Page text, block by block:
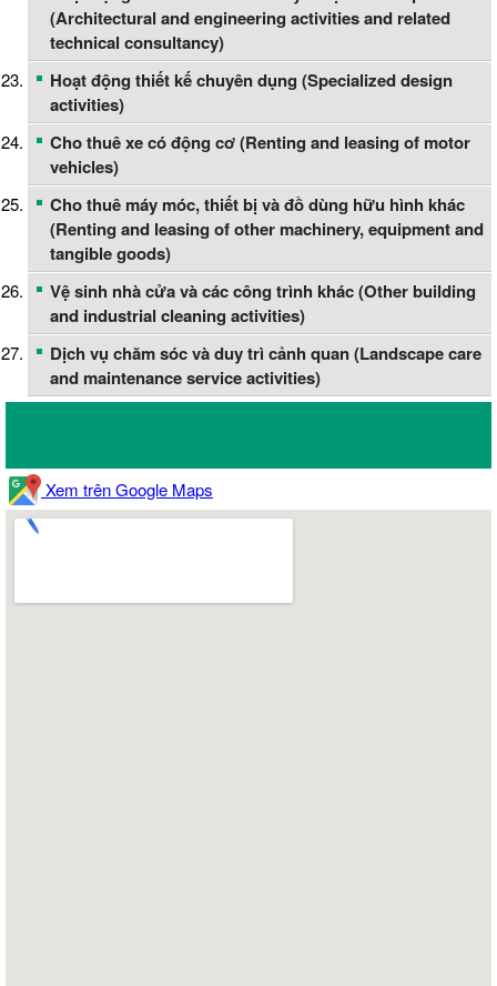
(Architectural and engineering activities and related
technical consultancy)
Hoạt động thiết kế chuyên dụng (Specialized design
activities)
Cho thuê xe có động cơ (Renting and leasing of motor
vehicles)
Cho thuê máy móc, thiết bị và đồ dùng hữu hình khác
(Renting and leasing of other machinery, equipment and
tangible goods)
Vệ sinh nhà cửa và các công trình khác (Other building
and industrial cleaning activities)
Dịch vụ chăm sóc và duy trì cảnh quan (Landscape care
and maintenance service activities)
Xem trên Google Maps